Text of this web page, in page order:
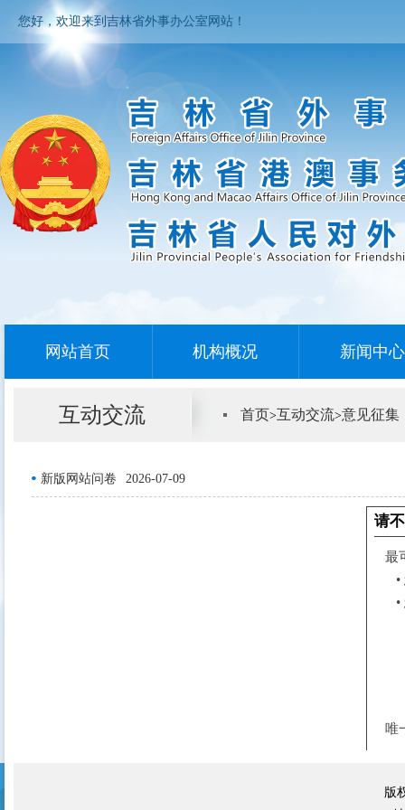
您好，欢迎来到吉林省外事办公室网站！
网站首页 机构概况 新闻中心
互动交流 首页>互动交流>意见征集
新版网站问卷 2026-07-09
版